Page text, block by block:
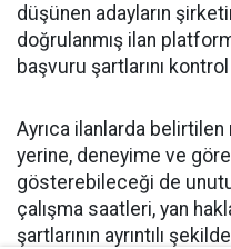
düşünen adayların
doğrulanmış ilan
başvuru şartlarını
Ayrıca ilanlarda belirtilen
yerine, deneyime ve
gösterebileceği de
çalışma saatleri, yan
şartlarının ayrıntılı